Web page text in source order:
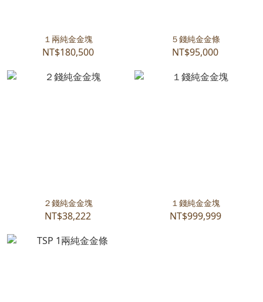
１兩純金金塊
NT$180,500
５錢純金金條
NT$95,000
２錢純金金塊
NT$38,222
１錢純金金塊
NT$999,999